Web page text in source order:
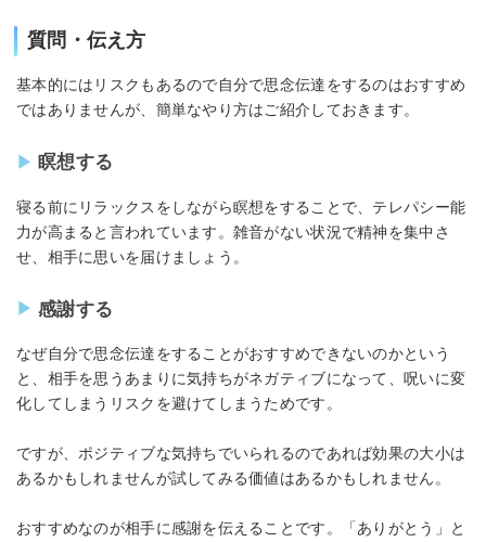
質問・伝え方
基本的にはリスクもあるので自分で思念伝達をするのはおすすめ
ではありませんが、簡単なやり方はご紹介しておきます。
瞑想する
寝る前にリラックスをしながら瞑想をすることで、テレパシー能
力が高まると言われています。雑音がない状況で精神を集中さ
せ、相手に思いを届けましょう。
感謝する
なぜ自分で思念伝達をすることがおすすめできないのかという
と、相手を思うあまりに気持ちがネガティブになって、呪いに変
化してしまうリスクを避けてしまうためです。
ですが、ポジティブな気持ちでいられるのであれば効果の大小は
あるかもしれませんが試してみる価値はあるかもしれません。
おすすめなのが相手に感謝を伝えることです。「ありがとう」と